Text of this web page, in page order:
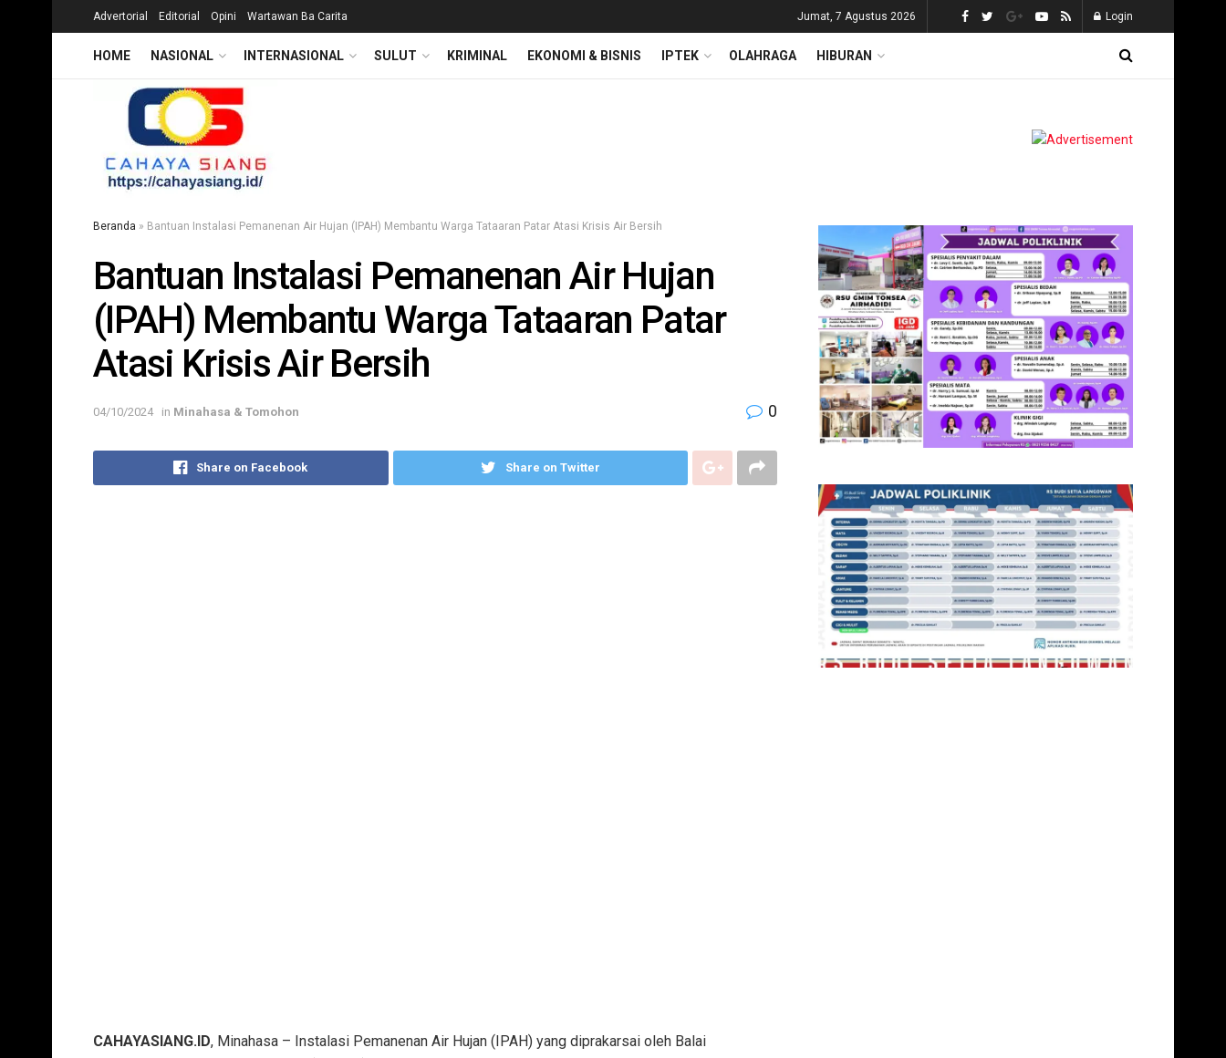
Advertorial Editorial Opini Wartawan Ba Carita Jumat, 7 Agustus 2026 Login
HOME NASIONAL INTERNASIONAL SULUT KRIMINAL EKONOMI & BISNIS IPTEK OLAHRAGA HIBURAN
Beranda » Bantuan Instalasi Pemanenan Air Hujan (IPAH) Membantu Warga Tataaran Patar Atasi Krisis Air Bersih
Bantuan Instalasi Pemanenan Air Hujan
(IPAH) Membantu Warga Tataaran Patar
Atasi Krisis Air Bersih
04/10/2024 in Minahasa & Tomohon 0
Share on Facebook Share on Twitter
CAHAYASIANG.ID, Minahasa – Instalasi Pemanenan Air Hujan (IPAH) yang diprakarsai oleh Balai